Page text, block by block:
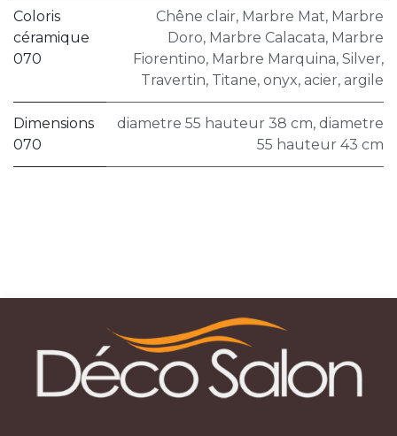
Coloris
céramique
070
Chêne clair, Marbre Mat, Marbre
Doro, Marbre Calacata, Marbre
Fiorentino, Marbre Marquina, Silver,
Travertin, Titane, onyx, acier, argile
Dimensions
070
diametre 55 hauteur 38 cm, diametre
55 hauteur 43 cm